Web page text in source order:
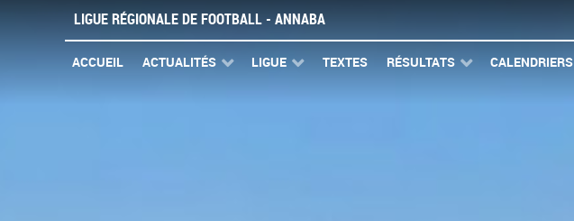
LIGUE RÉGIONALE DE FOOTBALL - ANNABA
ACCUEIL ACTUALITÉS LIGUE TEXTES RÉSULTATS CALENDRIERS